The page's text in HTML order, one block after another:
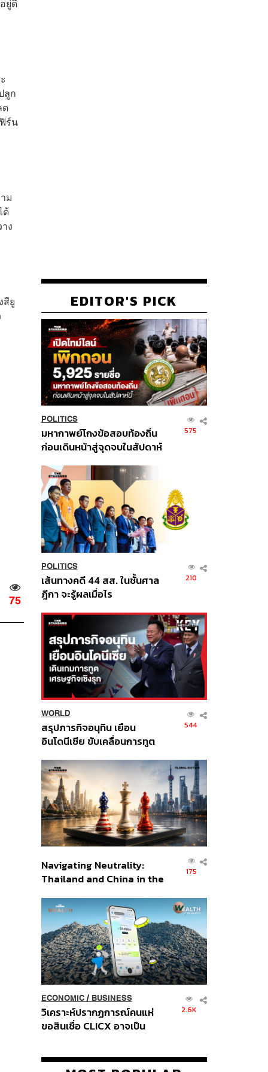
ยู่ดี
ลูก
ด
ร์น
ม
ด้
ง
สียู
75
EDITOR'S PICK
POLITICS
มหากาพย์โกงข้อสอบท้องถิ่น
ก่อนเดินหน้าสู่จุดจบในสัปดาห์
575
POLITICS
เส้นทางคดี 44 สส. ในชั้นศาล
ฎีกา จะรู้ผลเมื่อไร
210
WORLD
สรุปภารกิจอนุทิน เยือน
อินโดนีเซีย ขับเคลื่อนการทูต
ส่วนยุทธศาสตร์ไทย –
อินโดนีเซีย
544
Navigating Neutrality:
Thailand and China in the
Order
175
ECONOMIC/ BUSINESS
วิเคราะห์ปรากฏการณ์คนแห่
ขอสินเชื่อ CLICX อาจเป็น
ปัญหาหนี้ครัวเรือนไทยที่ถูกซุก
2.6K